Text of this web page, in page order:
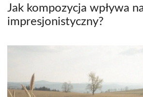
Jak kompozycja wpływa
impresjonistyczny?